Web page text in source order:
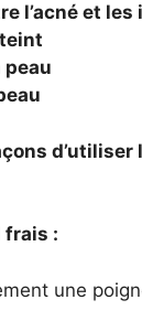
l’acné et
peau
d’utiliser
frais :
une